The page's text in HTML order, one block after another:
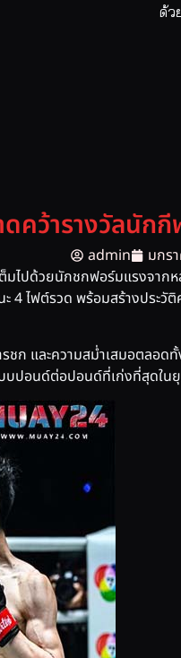
ด้ว
ดคว้ารางวัลนั
admin มกร
มไปด้วยนักชกฟอร์มแรงจา
4 ไฟต์รวด พร้อมสร้างประ
และความสม่ำเสมอตลอด
บปอนด์ต่อปอนด์ที่เก่งที่สุดใ